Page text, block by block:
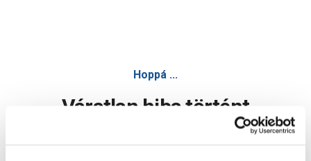
Hoppá ...
Váratlan hiba történt